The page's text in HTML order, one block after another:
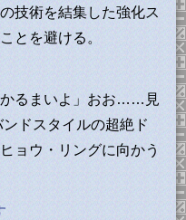
技術を結集した強化ス
とを避ける。
るまいよ」おお……見
ドスタイルの超絶ド
ョウ・リングに向かう